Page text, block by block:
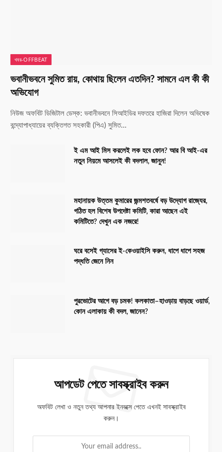
খবর-OFFBEAT
ভবানীভবনে সুমিত রায়, কোথায় ছিলেন এতদিন? সামনে এল কী কী
অভিযোগ
নিউজ অফবিট ডিজিটাল ডেস্ক: ভবানীভবনে সিআইডির দফতরে হাজিরা দিলেন অভিষেক
বন্দ্যোপাধ্যায়ের ব্যক্তিগত সহকারী (পিএ) সুমিত…
ই এম আই মিস করলেই লক হবে ফোন? আর বি আই-এর
নতুন নিয়মে আসলেই কী বদলাল, জানুন!
মহানায়ক উত্তম কুমারের জন্মশতবর্ষে বড় উদ্যোগ রাজ্যের,
গঠিত হল বিশেষ উপদেষ্টা কমিটি, কারা আছেন এই
কমিটিতে? দেখুন এক নজরে!
ঘরে বসেই গ্যাসের ই-কেওয়াইসি করুন, ধাপে ধাপে সহজ
পদ্ধতি জেনে নিন
পুরভোটের আগে বড় চমক! কলকাতা–হাওড়ায় বাড়ছে ওয়ার্ড,
কোন এলাকায় কী বদল, জানেন?
আপডেট পেতে সাবস্ক্রাইব করুন
অফবিট লেখা ও নতুন তথ্য আপনার ইনবক্সে পেতে এখনই সাবস্ক্রাইব
করুন।